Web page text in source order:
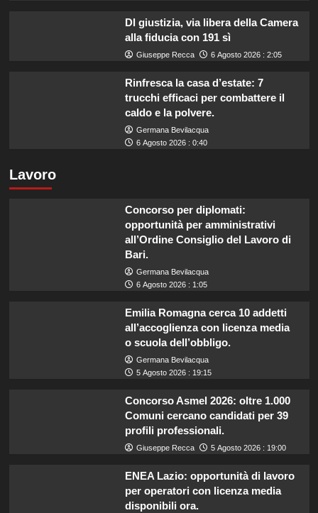
Dl giustizia, via libera della Camera
alla fiducia con 191 sì
Giuseppe Recca 6 Agosto 2026 : 2:05
Rinfresca la casa d’estate: 7
trucchi efficaci per combattere il
caldo e la polvere.
Germana Bevilacqua
6 Agosto 2026 : 0:40
Lavoro
Concorso per diplomati:
opportunità per amministrativi
all’Ordine Consiglio del Lavoro di
Bari.
Germana Bevilacqua
6 Agosto 2026 : 1:05
Emilia Romagna cerca 10 addetti
all’accoglienza con licenza media
o scuola dell’obbligo.
Germana Bevilacqua
5 Agosto 2026 : 19:15
Concorso Asmel 2026: oltre 1.000
Comuni cercano candidati per 39
profili professionali.
Giuseppe Recca 5 Agosto 2026 : 19:00
ENEA Lazio: opportunità di lavoro
per operatori con licenza media
disponibili ora.